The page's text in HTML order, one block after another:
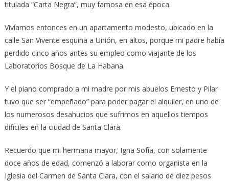
titulada “Carta Negra”, muy famosa en esa época.
Vivíamos entonces en un apartamento modesto, ubicado en la
calle San Vivente esquina a Unión, en altos, porque mi padre había
perdido cinco años antes su empleo como viajante de los
Laboratorios Bosque de La Habana.
Y el piano comprado a mi madre por mis abuelos Ernesto y Pilar
tuvo que ser “empeñado” para poder pagar el alquiler, en uno de
los numerosos desahucios que sufrimos en aquellos tiempos
dificiles en la ciudad de Santa Clara.
Recuerdo que mi hermana mayor, Igna Sofía, con solamente
doce años de edad, comenzó a laborar como organista en la
Iglesia del Carmen de Santa Clara, con el salario de diez pesos